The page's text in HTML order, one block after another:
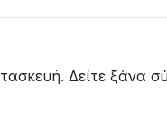
Δείτε ξάνα